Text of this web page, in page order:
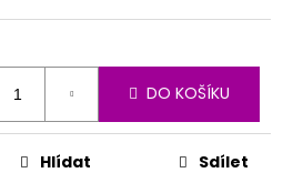
DO KOŠÍKU
Hlídat Sdílet